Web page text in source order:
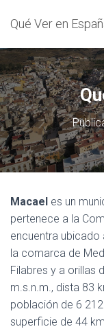
Qué Ver en
Macael es un
pertenece a la
encuentra ubicado
la comarca de
Filabres y a orillas
m.s.n.m., dista 83
población de 6
superficie de 44